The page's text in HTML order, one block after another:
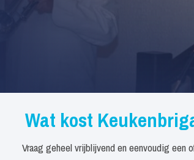
Wat kost
Vraag geheel vrijblijvend en eenvoudig een